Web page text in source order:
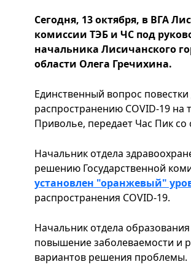
Сегодня, 13 октября, в ВГА
комиссии ТЭБ и ЧС под
начальника Лисичанского
области Олега Гречихина.
Единственный вопрос
распространению COVID-19 на
Приволье, передает Час Пик
Начальник отдела
решению Государственной
установлен "оранжевый"
распространения COVID-19.
Начальник отдела
повышение заболеваемости и
вариантов решения проблемы.